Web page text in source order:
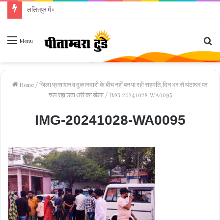
ललितपुर में कई घंटे से लगातार मूसलाधार बारिश, गलियों-नालियों में उफान
Menu
Home / जिला प्रसाशन व दुकानदारों के बीच नहीं बन पा रही सहमति, दिन भर से घंटाघर पर
चल रहा उठा धरी का खेला / IMG-20241028-WA0095
IMG-20241028-WA0095